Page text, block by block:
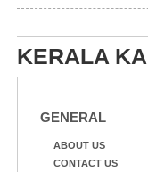
KERALA
GENERAL
ABOUT US
CONTACT US